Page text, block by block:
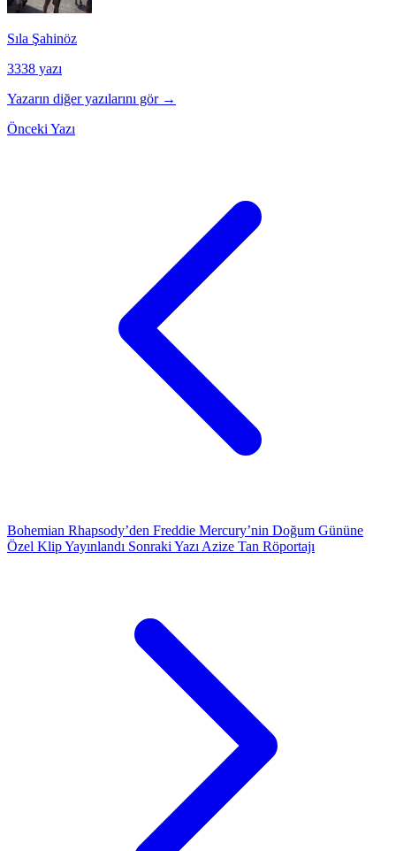
Sıla Şahinöz
3338 yazı
Yazarın diğer yazılarını gör →
Önceki Yazı
Bohemian Rhapsody’den Freddie Mercury’nin Doğum Gününe
Özel Klip Yayınlandı Sonraki Yazı Azize Tan Röportajı